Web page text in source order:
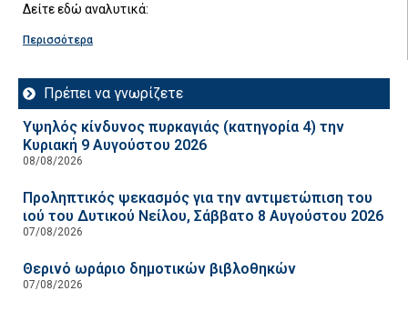
Δείτε εδώ αναλυτικά:
Περισσότερα
Πρέπει να γνωρίζετε
Υψηλός κίνδυνος πυρκαγιάς (κατηγορία 4) την
Κυριακή 9 Αυγούστου 2026
08/08/2026
Προληπτικός ψεκασμός για την αντιμετώπιση του
ιού του Δυτικού Νείλου, Σάββατο 8 Αυγούστου 2026
07/08/2026
Θερινό ωράριο δημοτικών βιβλοθηκών
07/08/2026